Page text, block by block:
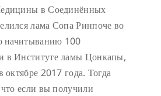
в Соединённых
лама Сопа Ринпоче во
начитыванию 100
в Институте ламы Цонкапы,
2017 года. Тогда
если вы получили